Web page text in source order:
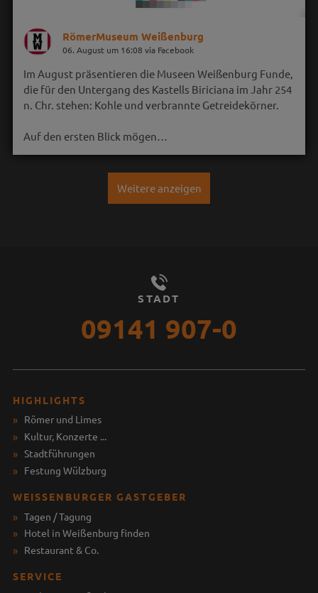
RömerMuseum Weißenburg
06. August um 16:08 via Facebook
Im August präsentieren die Museen Weißenburg Funde,
die für den Untergang des Kastells Biriciana im Jahr 254
n. Chr. stehen: Kohle und verbrannte Getreidekörner.
Auf den ersten Blick mögen…
Weitere anzeigen
STADT
09141 907-0
HIGHLIGHTS
Römer und Limes
Kultur, Konzerte ...
Stadtführungen
Festung Wülzburg
WEISSENBURGER GASTGEBER
Tagen / Tagung
Hotel in Weißenburg finden
Restaurant & Co.
SERVICE